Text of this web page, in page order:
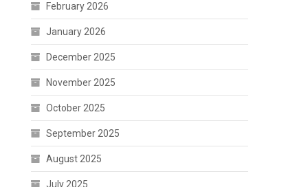
February 2026
January 2026
December 2025
November 2025
October 2025
September 2025
August 2025
July 2025